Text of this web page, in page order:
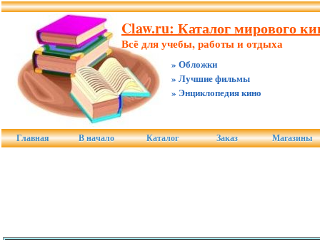
Claw.ru: Каталог мирового
Всё для учебы, работы и отдыха
» Обложки
» Лучшие фильмы
» Энциклопедия кино
Главная В начало Каталог Заказ Магазины